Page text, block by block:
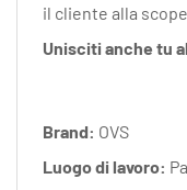
il cliente alla
Unisciti anche tu
Brand: OVS
Luogo di lavoro: